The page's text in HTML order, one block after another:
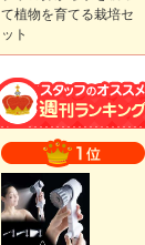
て植物を育てる栽培セ
ット